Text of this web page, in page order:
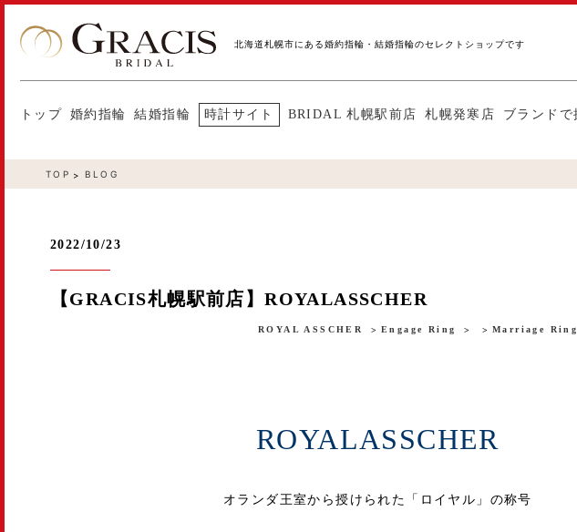
北海道札幌市にある婚約指輪・結婚指輪のセレクトショップです
トップ 婚約指輪 結婚指輪 時計サイト BRIDAL 札幌駅前店 札幌発寒店 ブランドで
TOP BLOG
2022/10/23
【GRACIS札幌駅前店】ROYALASSCHER
ROYAL ASSCHER Engage Ring Marriage Ring
ROYALASSCHER
オランダ王室から授けられた「ロイヤル」の称号